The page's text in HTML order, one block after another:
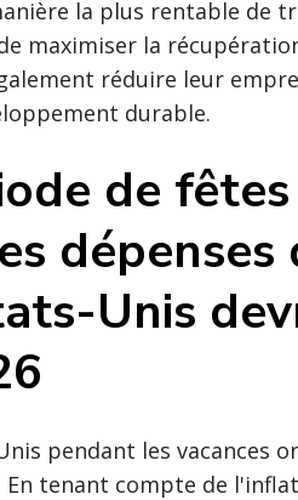
la plus rentable de
maximiser la
réduire leur
durable.
de
dépenses
Unis
pendant les vacances
tenant compte de